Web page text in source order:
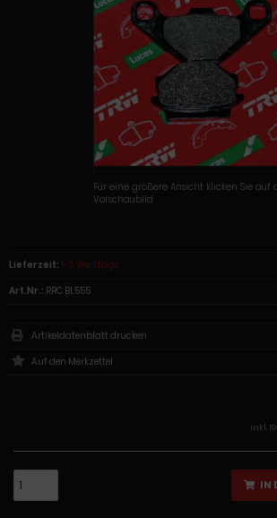
Für eine größere Ansicht klicken Sie auf
Vorschaubild
inkl.
IN
Lieferzeit: 1-3 Werktage
Art.Nr.: RRC BL555
Artikeldatenblatt drucken